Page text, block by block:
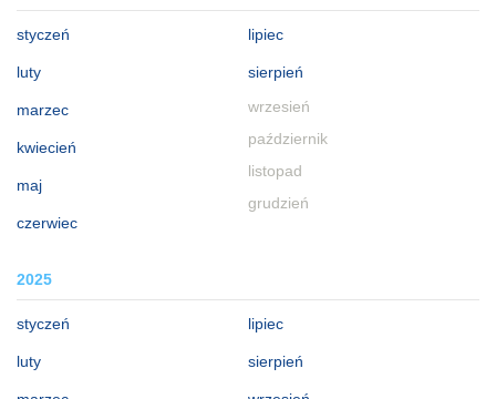
styczeń
luty
marzec
kwiecień
maj
czerwiec
lipiec
sierpień
wrzesień
październik
listopad
grudzień
2025
styczeń
luty
lipiec
sierpień